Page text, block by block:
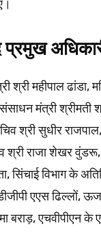
श्री महीपाल ढांडा,
मंत्री श्रीमती
श्री सुधीर
श्री राजा शेखर
सिंचाई विभाग के
एएस ढिल्लों,
बराड़, एचवीपीएन के